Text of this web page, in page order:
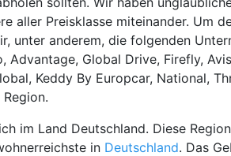
aller Preisklasse miteinander. Um
unter anderem, die folgenden
Advantage, Global Drive, Firefly,
Keddy By Europcar, National,
im Land Deutschland. Diese
in Deutschland. Das